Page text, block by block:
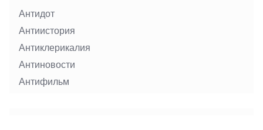
Антидот
Антиистория
Антиклерикалия
Антиновости
Антифильм